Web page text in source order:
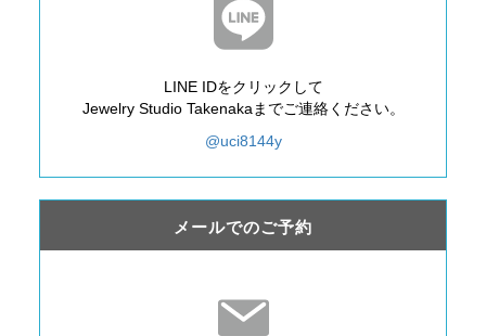
LINE IDをクリックして
Jewelry Studio Takenakaまでご連絡ください。
@uci8144y
メールでのご予約